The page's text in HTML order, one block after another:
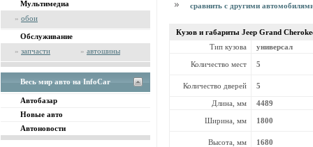
Мультимедиа
» обои
Обслуживание
» запчасти » автошины
Весь мир авто на InfoCar
Автобазар
Новые авто
Автоновости
сравнить с другими
Кузов и габариты Jeep Grand
Тип кузова
универсал
Количество мест 5
Количество дверей 5
Длина, мм 4489
Ширина, мм 1800
Высота, мм 1680